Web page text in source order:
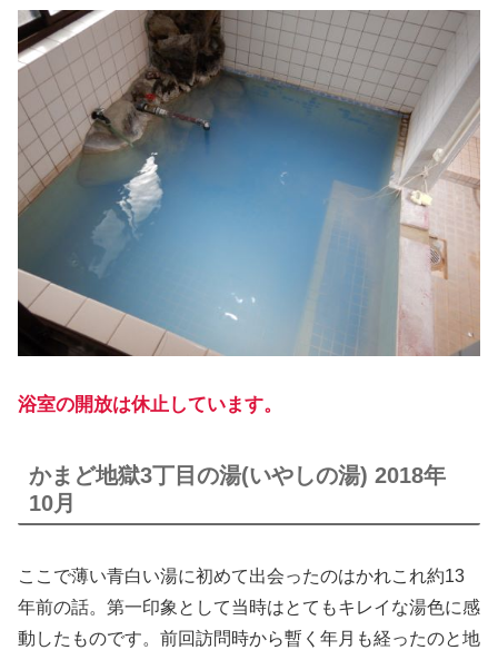
浴室の開放は休止しています。
かまど地獄3丁目の湯(いやしの湯) 2018年
10月
ここで薄い青白い湯に初めて出会ったのはかれこれ約13
年前の話。第一印象として当時はとてもキレイな湯色に感
動したものです。前回訪問時から暫く年月も経ったのと地